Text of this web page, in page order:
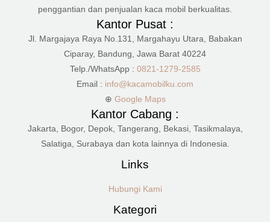
penggantian dan penjualan kaca mobil berkualitas.
Kantor Pusat :
Jl. Margajaya Raya No.131, Margahayu Utara, Babakan
Ciparay, Bandung, Jawa Barat 40224
Telp./WhatsApp : 0821-1279-2585
Email : info@kacamobilku.com
⊕ Google Maps
Kantor Cabang :
Jakarta, Bogor, Depok, Tangerang, Bekasi, Tasikmalaya,
Salatiga, Surabaya dan kota lainnya di Indonesia.
Links
Hubungi Kami
Kategori